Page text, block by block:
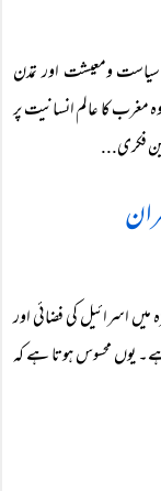
سیاست ومعیشت اور تمدن
کا عالم انسانیت پر
فکری...
میں اسرائیل کی فضائی اور
ہے۔ یوں محسوس ہوتا ہے کہ